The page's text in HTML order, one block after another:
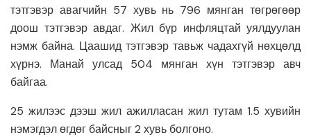
тэтгэвэр авагчийн 57 хувь нь 796 мянган төгрөгөөр
доош тэтгэвэр авдаг. Жил бүр инфляцтай уялдуулан
нэмж байна. Цаашид тэтгэвэр тавьж чадахгүй нөхцөлд
хүрнэ. Манай улсад 504 мянган хүн тэтгэвэр авч
байгаа.
25 жилээс дээш жил ажилласан жил тутам 1.5 хувийн
нэмэгдэл өгдөг байсныг 2 хувь болгоно.